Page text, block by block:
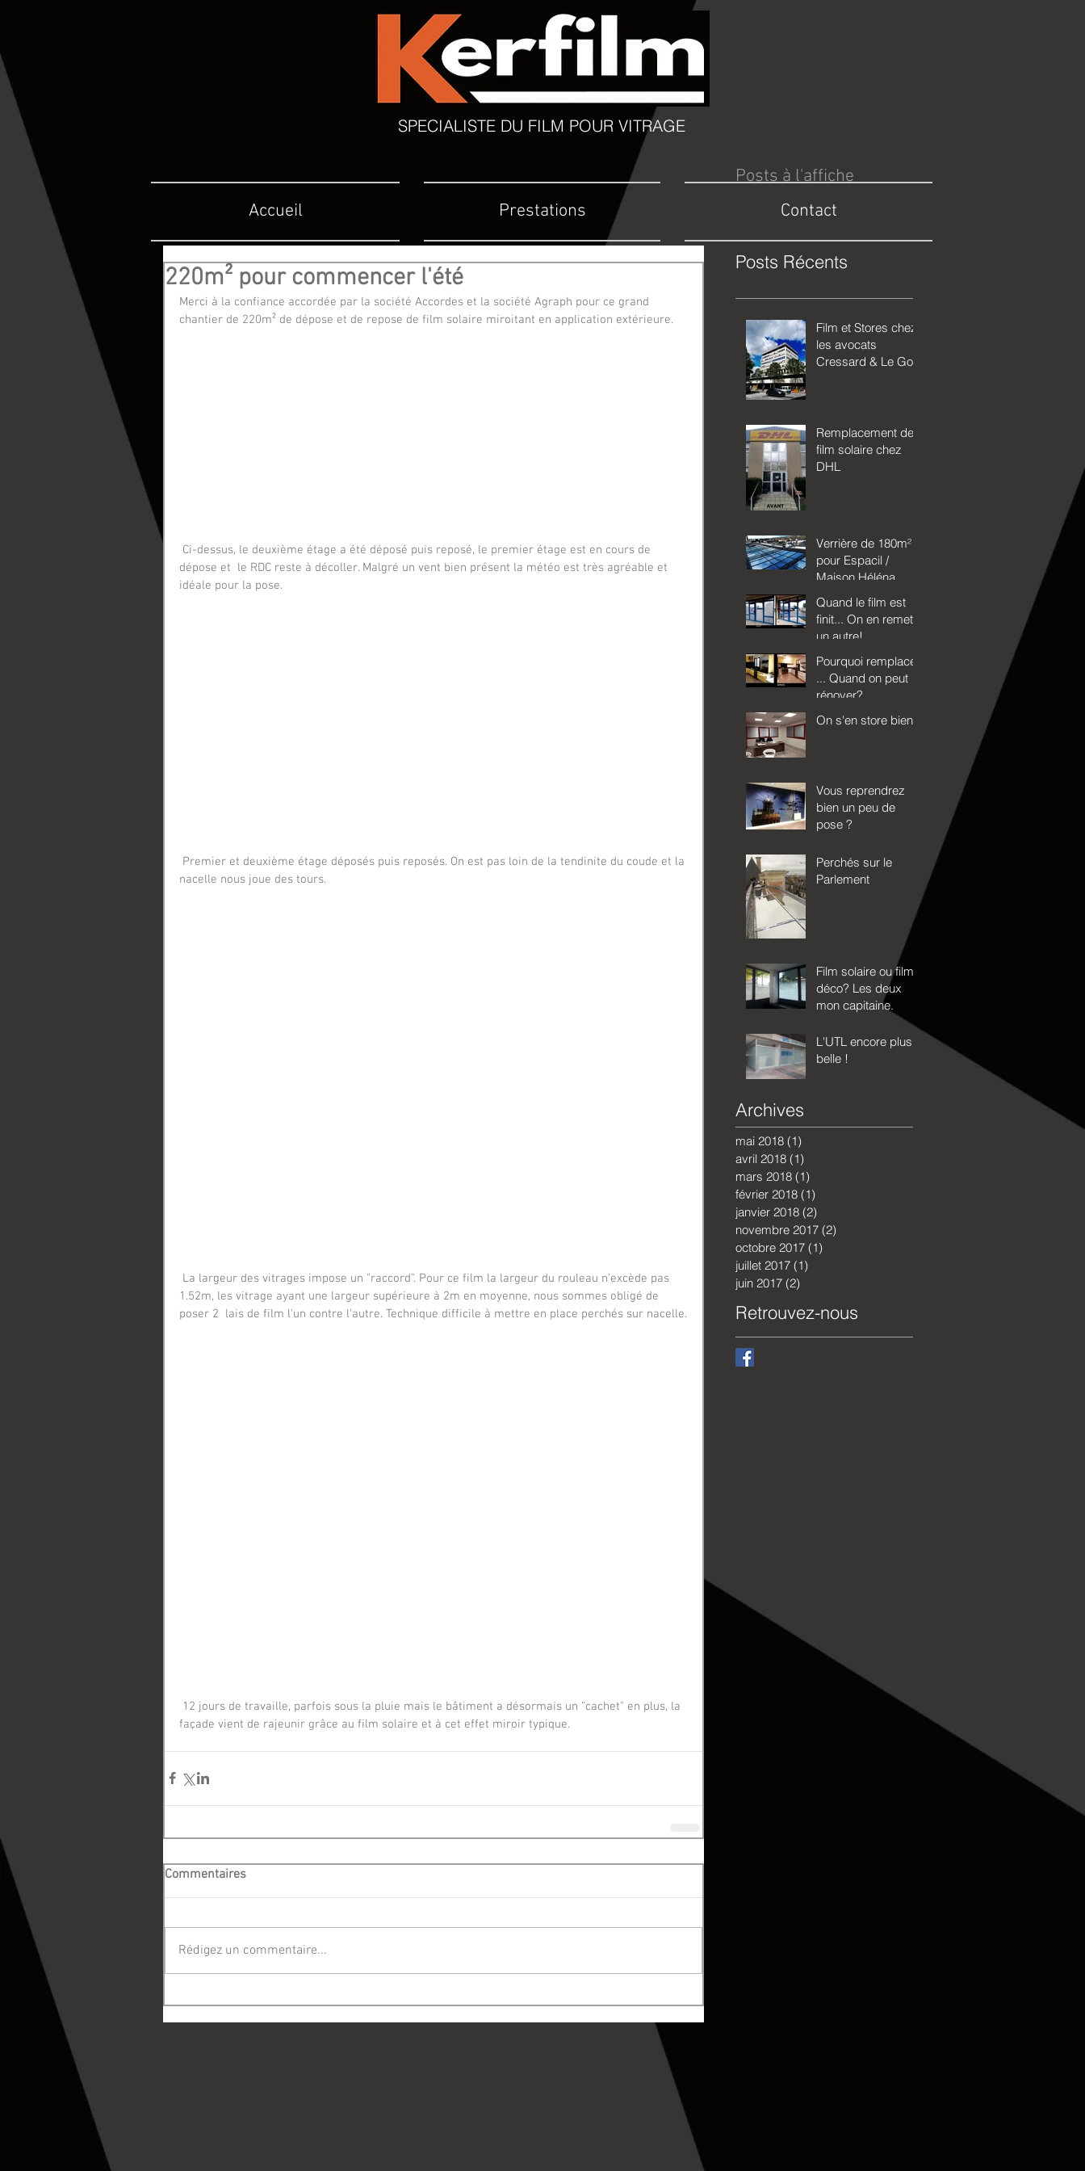
SPECIALISTE DU FILM POUR VITRAGE
Posts à l'affiche
220m² pour commencer l'été
Merci à la confiance accordée par la société Accordes et la société Agraph pour ce grand
chantier de 220m² de dépose et de repose de film solaire miroitant en application extérieure.
dépose et  le RDC reste à décoller. Malgré un vent bien présent la météo est très agréable et
idéale pour la pose.
nacelle nous joue des tours.
1.52m, les vitrage ayant une largeur supérieure à 2m en moyenne, nous sommes obligé de
poser 2  lais de film l'un contre l'autre. Technique difficile à mettre en place perchés sur nacelle.
façade vient de rajeunir grâce au film solaire et à cet effet miroir typique.
Commentaires
Rédigez un commentaire...
Posts Récents
Film et Stores chez
les avocats
Cressard & Le Goff
Remplacement de
film solaire chez
DHL
Verrière de 180m²
pour Espacil /
Maison Héléna
Quand le film est
finit... On en remet
un autre!
Pourquoi remplacer
... Quand on peut
rénover?
On s'en store bien!
Vous reprendrez
bien un peu de
pose ?
Perchés sur le
Parlement
Film solaire ou film
déco? Les deux
mon capitaine.
L'UTL encore plus
belle !
Archives
mai 2018 (1)
avril 2018 (1)
mars 2018 (1)
février 2018 (1)
janvier 2018 (2)
novembre 2017 (2)
octobre 2017 (1)
juillet 2017 (1)
juin 2017 (2)
Retrouvez-nous
Accueil Prestations Contact